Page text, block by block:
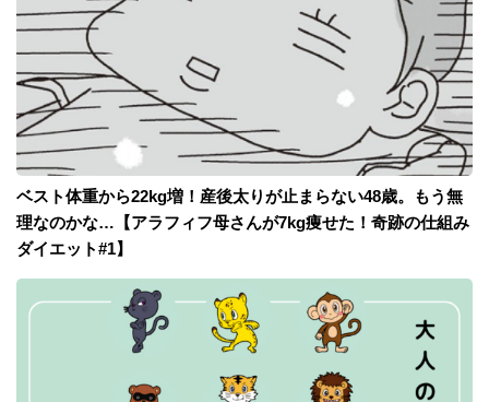
ベスト体重から22kg増！産後太りが止まらない48歳。もう無
理なのかな…【アラフィフ母さんが7kg痩せた！奇跡の仕組み
ダイエット#1】